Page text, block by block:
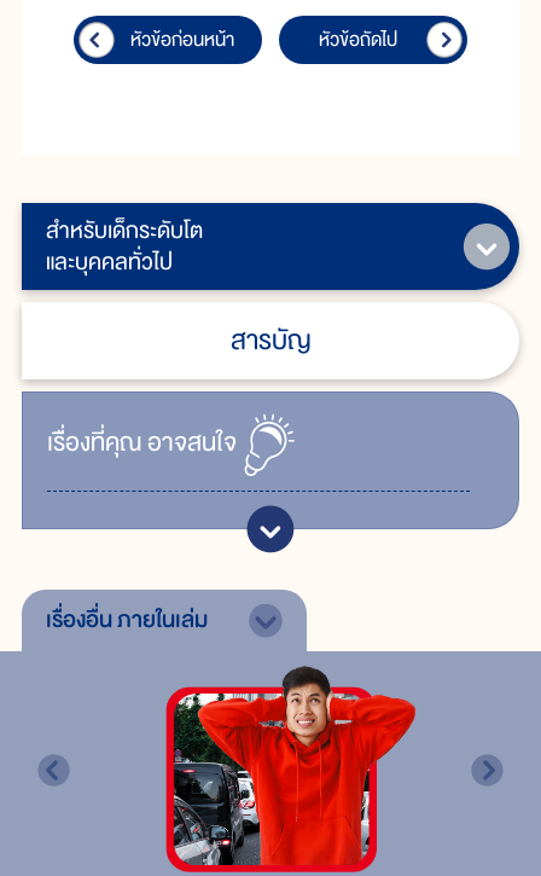
สำหรับเด็กระดับโต
และบุคคลทั่วไป
สารบัญ
เรื่ิองที่คุณอาจสนใจ
หัวข้อก่อนหน้า หัวข้อถัดไป
เรื่องอื่นภายในเล่ม